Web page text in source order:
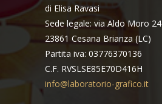
di Elisa Ravasi
Sede legale: via Aldo Moro 24
23861 Cesana Brianza (LC)
Partita iva: 03776370136
C.F. RVSLSE85E70D416H
info@laboratorio-grafico.it